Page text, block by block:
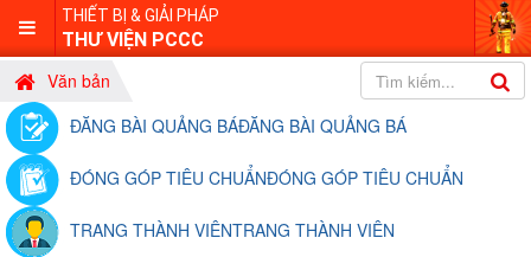
THIẾT BỊ & GIẢI PHÁP
THƯ VIỆN PCCC
Văn bản
ĐĂNG BÀI QUẢNG BÁĐĂNG BÀI QUẢNG BÁ
ĐÓNG GÓP TIÊU CHUẨNĐÓNG GÓP TIÊU CHUẨN
TRANG THÀNH VIÊNTRANG THÀNH VIÊN